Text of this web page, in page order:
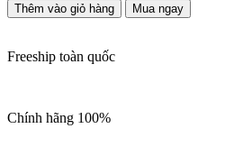
Thêm vào giỏ hàng Mua ngay
Freeship toàn quốc
Chính hãng 100%